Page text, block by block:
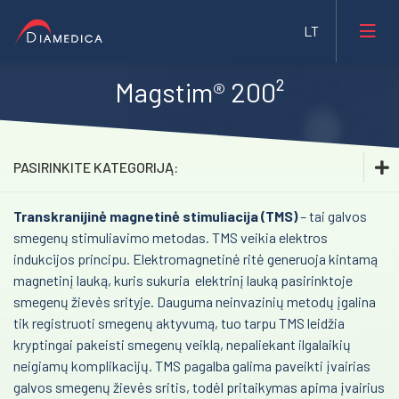
Laboratorinė medicina
Veterinarija
Gyvybės mokslai
Mėginių transportavimo sistemos/Laboratorijos
automatizavimas
Fizioterapinė ir reabilitacinė įranga
Magstim® 200²
PASIRINKITE KATEGORIJĄ:
Laboratorinė medicina
Medicininė įranga ir priemonės
Inhaliacinė sedacija. Sedaconda ACD
Bristol Maid™ medicininiai baldai
Transkranijinė magnetinė stimuliacija (rTMS)
Impedanso kardiografija
Transkranijinė magnetinė stimuliacija (TMS)– tai galvos
smegenų stimuliavimo metodas. TMS veikia elektros
indukcijos principu. Elektromagnetinė ritė generuoja kintamą
magnetinį lauką, kuris sukuria elektrinį lauką pasirinktoje
smegenų žievės srityje. Dauguma neinvazinių metodų įgalina
tik registruoti smegenų aktyvumą, tuo tarpu TMS leidžia
kryptingai pakeisti smegenų veiklą, nepaliekant ilgalaikių
neigiamų komplikacijų. TMS pagalba galima paveikti įvairias
galvos smegenų žievės sritis, todėl pritaikymas apima įvairius